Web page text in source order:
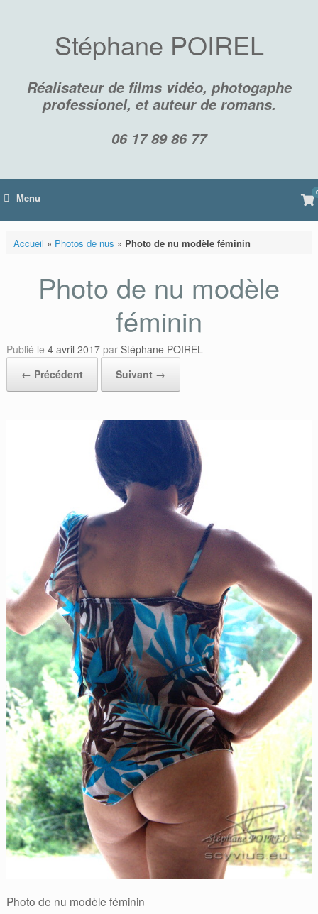
Stéphane POIREL
Réalisateur de films vidéo, photogaphe
professionel, et auteur de romans.
06 17 89 86 77
Menu 0
Accueil » Photos de nus » Photo de nu modèle féminin
Photo de nu modèle
féminin
Publié le 4 avril 2017 par Stéphane POIREL
← Précédent
Suivant →
Photo de nu modèle féminin